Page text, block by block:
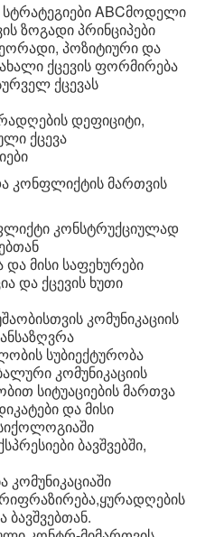
ABCმოდელი
ზოგადი პრინციპები
პოზიტიური და
ქცევის ფორმირება
ქცევას
დეფიციტი,
ქცევა
კონფლიქტის მართვის
კონსტრუქციულად
მისი საფეხურები
და ქცევის ხუთი
კომუნიკაციის
სუბიექტურობა
კომუნიკაციის
სიტუაციების მართვა
და მისი
ბავშვებში,
კომუნიკაციაში
ბავშვებთან.